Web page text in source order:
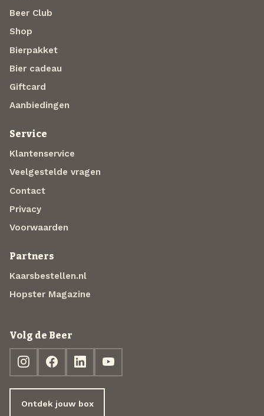
Beer Club
Shop
Bierpakket
Bier cadeau
Giftcard
Aanbiedingen
Service
Klantenservice
Veelgestelde vragen
Contact
Privacy
Voorwaarden
Partners
Kaarsbestellen.nl
Hopster Magazine
Volg de Beer
Ontdek jouw box